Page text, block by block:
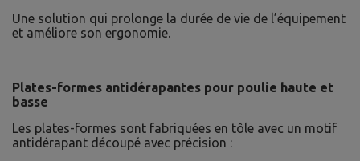
Une solution qui prolonge la durée de vie de l’équipement
et améliore son ergonomie.
Plates-formes antidérapantes pour poulie haute et
basse
Les plates-formes sont fabriquées en tôle avec un motif
antidérapant découpé avec précision :